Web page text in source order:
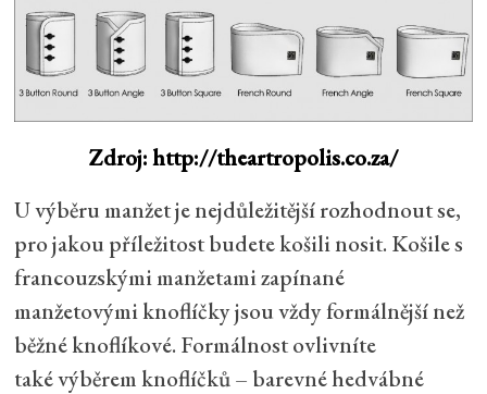
Zdroj: http://theartropolis.co.za/
U výběru manžet je nejdůležitější rozhodnout se,
pro jakou příležitost budete košili nosit. Košile s
francouzskými manžetami zapínané
manžetovými knoflíčky jsou vždy formálnější než
běžné knoflíkové. Formálnost ovlivníte
také výběrem knoflíčků – barevné hedvábné